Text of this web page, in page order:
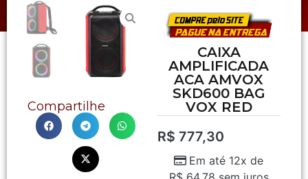
Compartilhe
CAIXA
AMPLIFICADA
ACA AMVOX
SKD600 BAG
VOX RED
R$ 777,30
Em até 12x de